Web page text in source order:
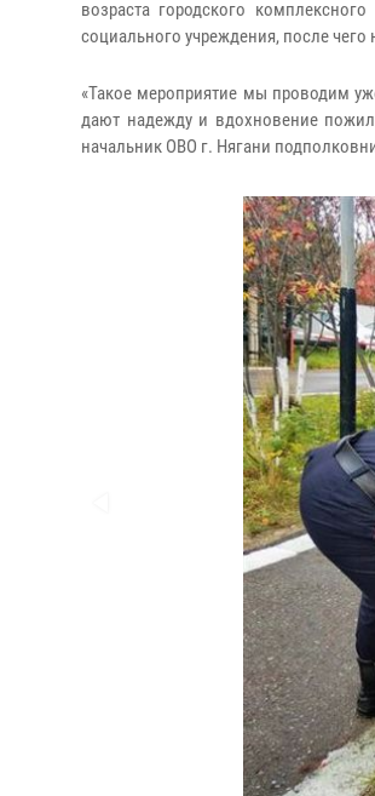
возраста городского
социального учреждения, после
«Такое мероприятие мы проводим
дают надежду и вдохновение
начальник ОВО г. Нягани